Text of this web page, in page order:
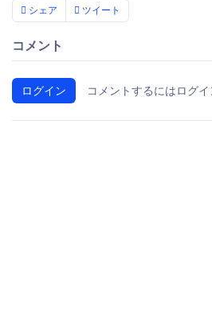
シェア ツイート
コメント
ログイン コメントするにはログイ